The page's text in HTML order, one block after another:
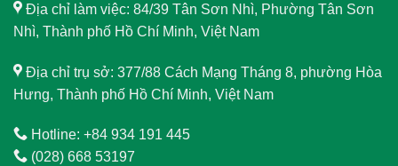
Địa chỉ làm việc: 84/39 Tân Sơn Nhì, Phường Tân Sơn
Nhì, Thành phố Hồ Chí Minh, Việt Nam
Địa chỉ trụ sở: 377/88 Cách Mạng Tháng 8, phường Hòa
Hưng, Thành phố Hồ Chí Minh, Việt Nam
Hotline: +84 934 191 445
(028) 668 53197